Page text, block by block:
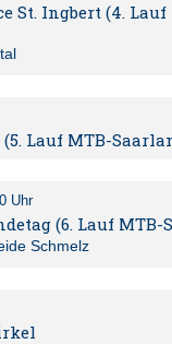
St. Ingbert (4. Lauf
Lauf MTB-
Uhr
(6. Lauf
Schmelz